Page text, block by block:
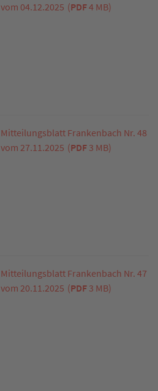
vom 04.12.2025 (PDF4 MB)
Mitteilungsblatt Frankenbach Nr. 48
vom 27.11.2025 (PDF 3 MB)
Mitteilungsblatt Frankenbach Nr. 47
vom 20.11.2025 (PDF 3 MB)